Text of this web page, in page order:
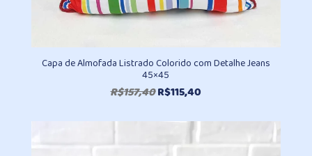
Capa de Almofada Listrado Colorido com Detalhe Jeans
45×45
R$157,40O
original
R$115,40
atual